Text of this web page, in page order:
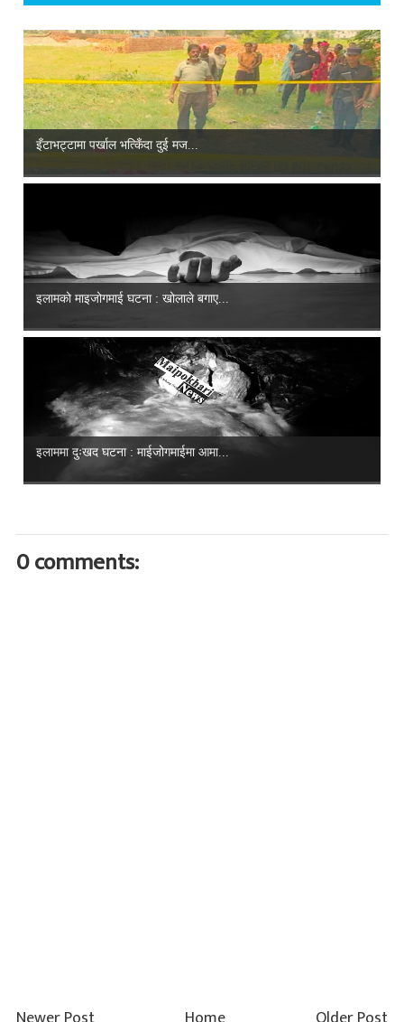
इँटाभट्टामा पर्खाल भत्किँदा दुई मज...
इलामको माइजोगमाई घटना : खोलाले बगाए...
इलाममा दुःखद घटना : माईजोगमाईमा आमा...
0 comments: